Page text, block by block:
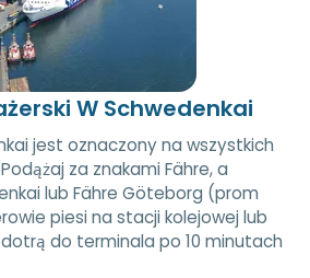
W Schwedenkai
jest oznaczony na wszystkich
za znakami Fähre, a
lub Fähre Göteborg (prom
piesi na stacji kolejowej lub
do terminala po 10 minutach